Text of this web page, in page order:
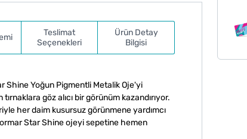
Teslimat
Seçenekleri
Ürün Detay
Bilgisi
Shine Yoğun Pigmentli Metalik Oje'yi
göz alıcı bir görünüm kazandırıyor.
her daim kusursuz görünmene yardımcı
Star Shine ojeyi sepetine hemen